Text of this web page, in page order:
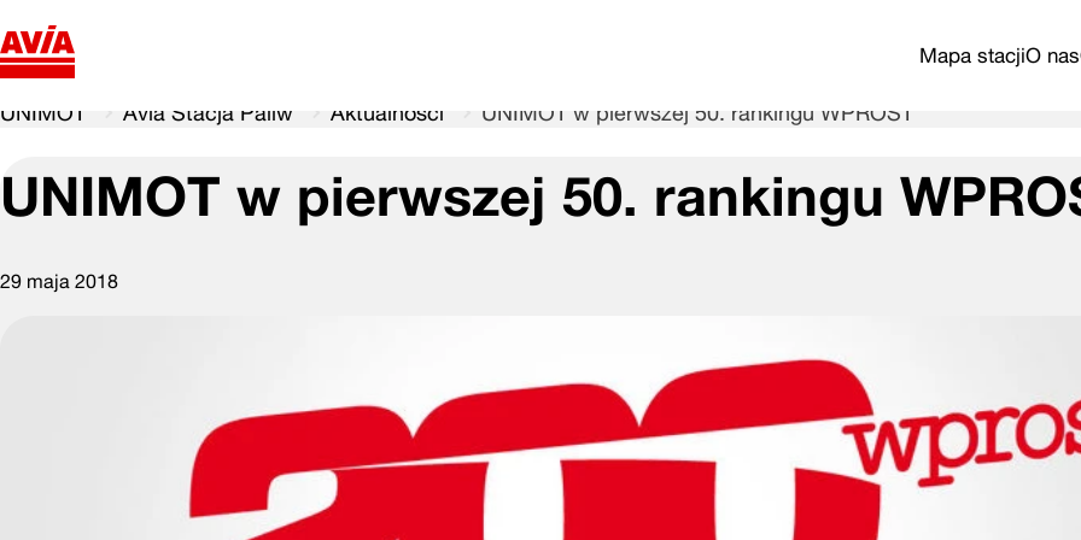
Mapa stacjiO nas
UNIMOT Avia Stacja Paliw Aktualności UNIMOT w pierwszej 50. rankingu WPROST
UNIMOT w pierwszej 50. rankingu
29 maja 2018